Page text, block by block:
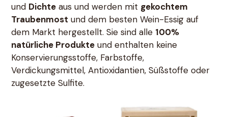
und Dichte aus und werden mit gekochtem
Traubenmost und dem besten Wein-Essig auf
dem Markt hergestellt. Sie sind alle 100%
natürliche Produkte und enthalten keine
Konservierungsstoffe, Farbstoffe,
Verdickungsmittel, Antioxidantien, Süßstoffe oder
zugesetzte Sulfite.